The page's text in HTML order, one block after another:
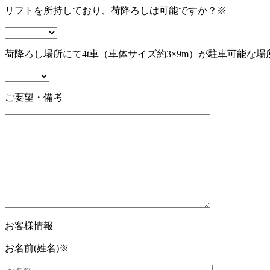
リフトを所持しており、荷降ろしは可能ですか？ ※
荷降ろし場所にて4t車（車体サイズ約3×9m）が駐車可能な場
ご要望・備考
お客様情報
お名前(姓名)※